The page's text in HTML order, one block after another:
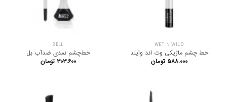
WET N WILD
خط چشم ماژیکی وت اند وایلد
۵۸۸.۰۰۰ تومان
BELL
خط‌چشم نمدی ضدآب بل
۳۰۳.۶۰۰ تومان